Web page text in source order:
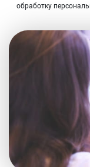
обработку